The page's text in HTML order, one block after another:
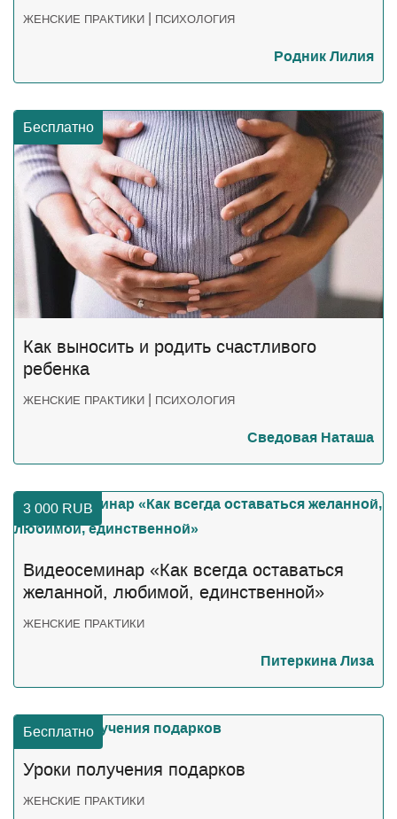
ЖЕНСКИЕ ПРАКТИКИ | ПСИХОЛОГИЯ
Родник Лилия
Бесплатно
Как выносить и родить счастливого
ребенка
ЖЕНСКИЕ ПРАКТИКИ | ПСИХОЛОГИЯ
Сведовая Наташа
3 000 RUB
Видеосеминар «Как всегда оставаться
желанной, любимой, единственной»
ЖЕНСКИЕ ПРАКТИКИ
Питеркина Лиза
Бесплатно
Уроки получения подарков
ЖЕНСКИЕ ПРАКТИКИ